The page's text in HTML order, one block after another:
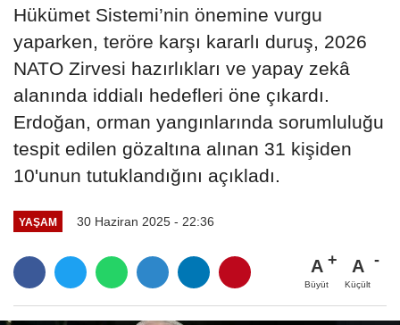
Hükümet Sistemi’nin önemine vurgu
yaparken, teröre karşı kararlı duruş, 2026
NATO Zirvesi hazırlıkları ve yapay zekâ
alanında iddialı hedefleri öne çıkardı.
Erdoğan, orman yangınlarında sorumluluğu
tespit edilen gözaltına alınan 31 kişiden
10'unun tutuklandığını açıkladı.
YAŞAM 30 Haziran 2025 - 22:36
A
Büyüt
A
Küçült